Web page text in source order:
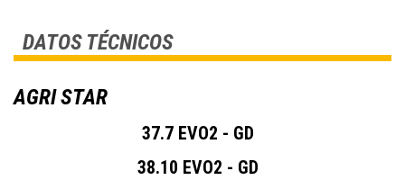
DATOS TÉCNICOS
AGRI STAR
37.7 EVO2 - GD
38.10 EVO2 - GD